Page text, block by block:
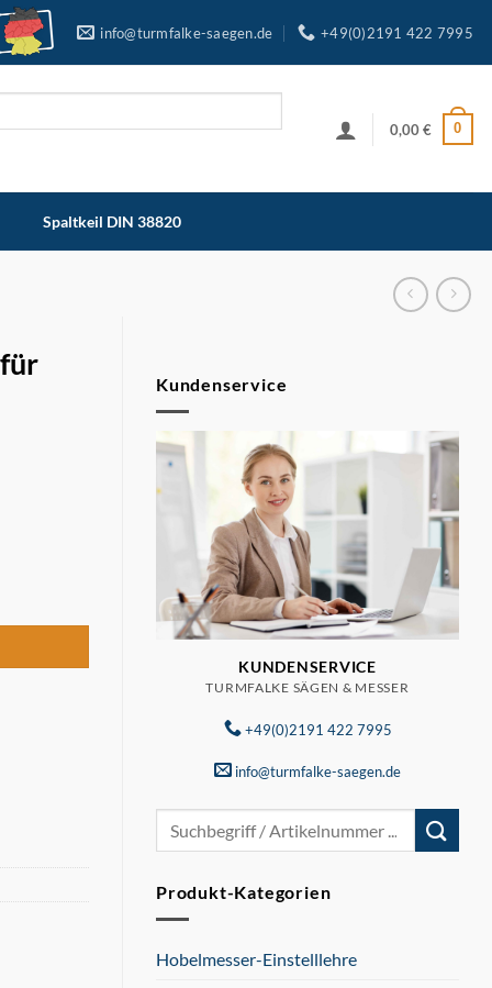
info@turmfalke-saegen.de +49(0)2191 422 7995
0,00€ 0
Spaltkeil DIN 38820
Kundenservice
KUNDENSERVICE
TURMFALKE SÄGEN & MESSER
+49(0)2191 422 7995
info@turmfalke-saegen.de
Suchen
nach:
Produkt-Kategorien
Hobelmesser-Einstelllehre